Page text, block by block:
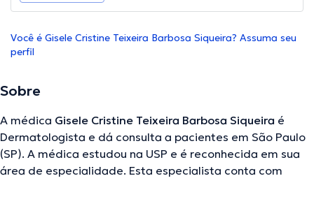
Você é Gisele Cristine Teixeira Barbosa Siqueira? Assuma seu
perfil
Sobre
A médica Gisele Cristine Teixeira Barbosa Siqueira é
Dermatologista e dá consulta a pacientes em São Paulo
(SP). A médica estudou na USP e é reconhecida em sua
área de especialidade. Esta especialista conta com